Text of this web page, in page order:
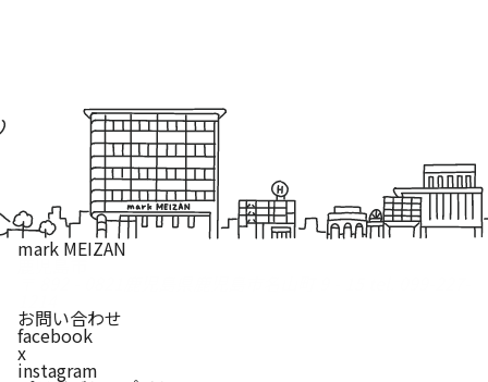
mark MEIZAN
お問い合わせ
facebook
x
instagram